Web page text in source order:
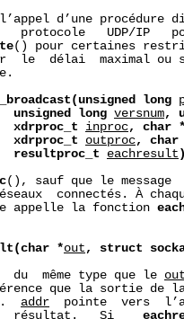
d’une procédure
protocole   UDP/IP
() pour certaines
le  délai  maximal ou
long
unsigned
long versnum,
xdrproc_t
inproc, char
xdrproc_t
outproc,
char
resultproc_t
eachresult
(), sauf que le
connectés. À
appelle la fonction
*out , struct
du  même type que le
que la sortie de
addr
pointe  vers
résultat.   Si